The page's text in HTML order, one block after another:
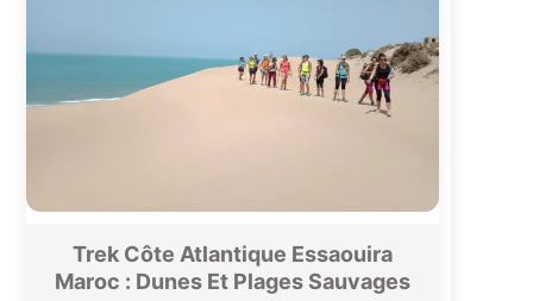
Trek Côte Atlantique Essaouira
Maroc : Dunes Et Plages Sauvages